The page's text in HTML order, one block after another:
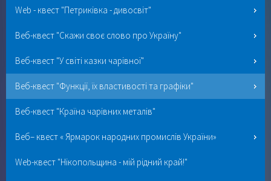
Web - квест "Петриківка - дивосвіт"
Веб-квест "Скажи своє слово про Україну"
Веб-квест "У світі казки чарівної"
Веб-квест "Функції, їх властивості та графіки"
Веб-квест "Країна чарівних металів"
Веб– квест « Ярмарок народних промислів України»
Web-квест "Нікопольщина - мій рідний край!"